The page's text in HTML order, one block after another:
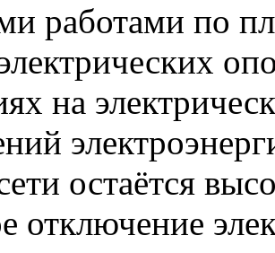
работами по
на
остаётся
отключение